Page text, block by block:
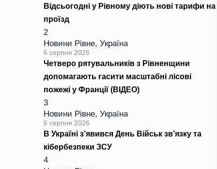
Відсьогодні у Рівному діють нові тарифи на
проїзд
2
Новини Рівне, Україна
6 серпня 2026
Четверо рятувальників з Рівненщини
допомагають гасити масштабні лісові
пожежі у Франції (ВІДЕО)
3
Новини Рівне, Україна
6 серпня 2026
В Україні з’явився День Військ зв’язку та
кібербезпеки ЗСУ
4